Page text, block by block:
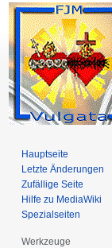
Hauptseite
Letzte Änderungen
Zufällige Seite
Hilfe zu MediaWiki
Spezialseiten
Werkzeuge